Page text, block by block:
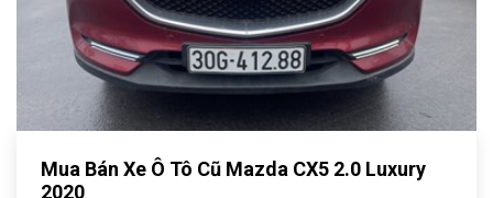
Mua Bán Xe Ô Tô Cũ Mazda CX5 2.0 Luxury
2020